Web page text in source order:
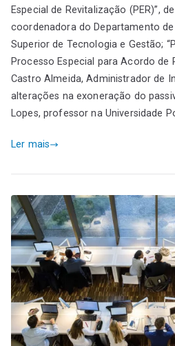
Especial de Revitalização (PER)”,
coordenadora do Departamento
Superior de Tecnologia e Gestão;
Processo Especial para Acordo de
Castro Almeida, Administrador de
alterações na exoneração do
Lopes, professor na Universidade
Ler mais